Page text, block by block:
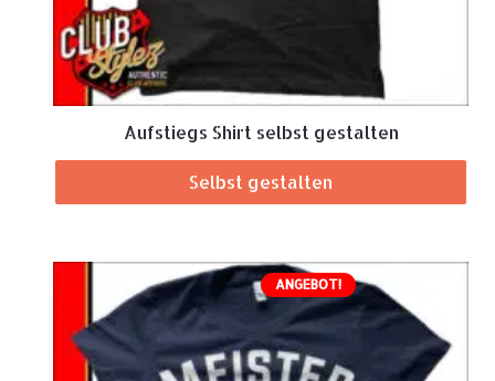
Aufstiegs Shirt selbst gestalten
Selbst gestalten
ANGEBOT!